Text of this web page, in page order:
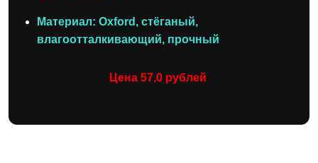
Материал: Oxford, стёганый,
влагоотталкивающий, прочный
Цена 57,0 рублей